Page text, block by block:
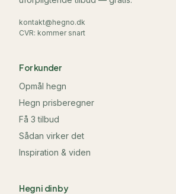
kontakt@hegno.dk
CVR: kommer snart
For kunder
Opmål hegn
Hegn prisberegner
Få 3 tilbud
Sådan virker det
Inspiration & viden
Hegn i din by